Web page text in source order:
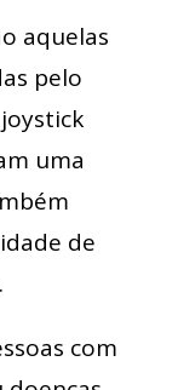
aquelas
pelo
uma
de
com